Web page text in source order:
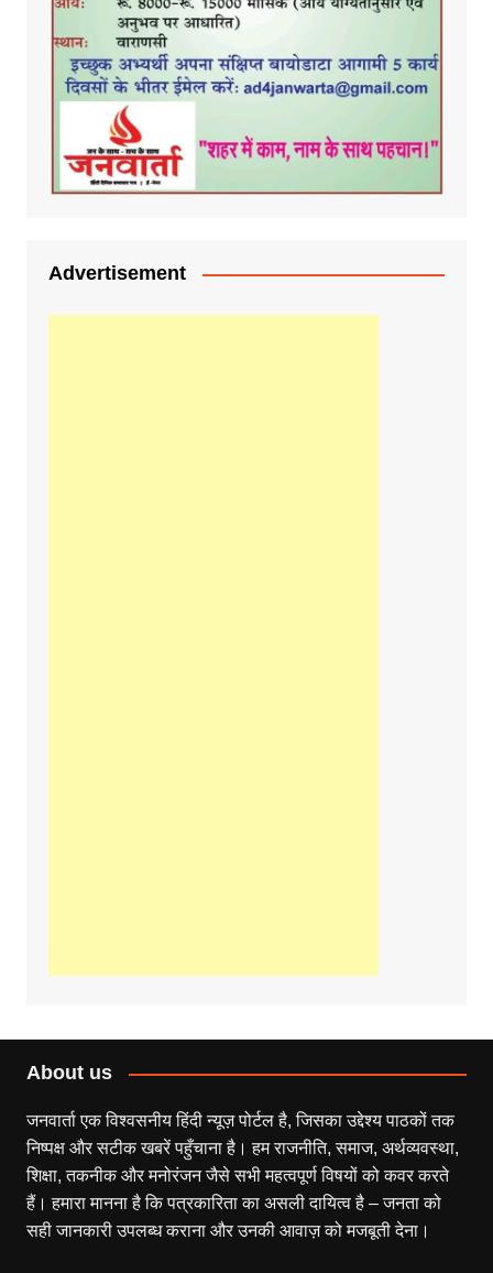
Advertisement
About us
जनवार्ता एक विश्वसनीय हिंदी न्यूज़ पोर्टल है, जिसका उद्देश्य पाठकों तक
निष्पक्ष और सटीक खबरें पहुँचाना है। हम राजनीति, समाज, अर्थव्यवस्था,
शिक्षा, तकनीक और मनोरंजन जैसे सभी महत्वपूर्ण विषयों को कवर करते
हैं। हमारा मानना है कि पत्रकारिता का असली दायित्व है – जनता को
सही जानकारी उपलब्ध कराना और उनकी आवाज़ को मजबूती देना।